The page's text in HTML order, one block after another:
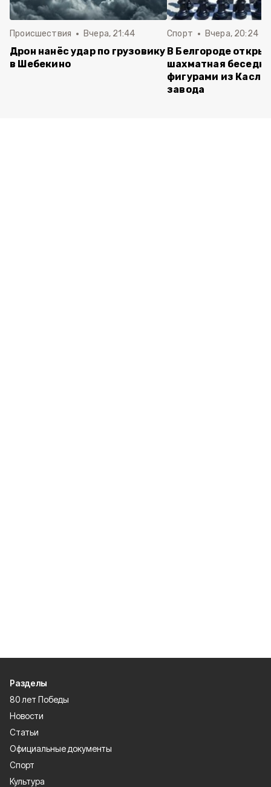
Происшествия Вчера, 21:44
Дрон нанёс удар по грузовику
в Шебекино
Спорт Вчера, 20:24
В Белгороде
шахматная
фигурами из
завода
Разделы
80 лет Победы
Новости
Статьи
Официальные документы
Спорт
Культура